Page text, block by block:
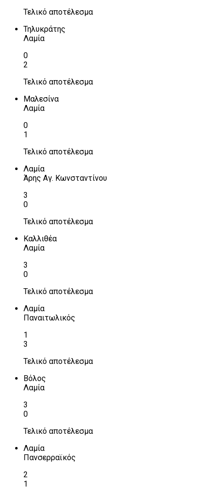
Τελικό αποτέλεσμα
Τηλυκράτης
Λαμία
0
2
Τελικό αποτέλεσμα
Μαλεσίνα
Λαμία
0
1
Τελικό αποτέλεσμα
Λαμία
Άρης Αγ. Κωνσταντίνου
3
0
Τελικό αποτέλεσμα
Καλλιθέα
Λαμία
3
0
Τελικό αποτέλεσμα
Λαμία
Παναιτωλικός
1
3
Τελικό αποτέλεσμα
Βόλος
Λαμία
3
0
Τελικό αποτέλεσμα
Λαμία
Πανσερραϊκός
2
1